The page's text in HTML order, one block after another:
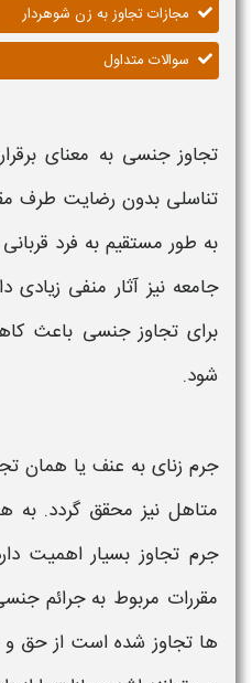
مجازات تجاوز به زن شوهردار
سوالات متداول
تجاوز جنسی به معنای
تناسلی بدون رضایت طرف
به طور مستقیم به فرد
جامعه نیز آثار منفی زیادی
برای تجاوز جنسی باعث
شود.
جرم زنای به عنف یا همان
متاهل نیز محقق گردد. به
جرم تجاوز بسیار اهمیت
مقررات مربوط به جرائم
ها تجاوزشده است از حق و